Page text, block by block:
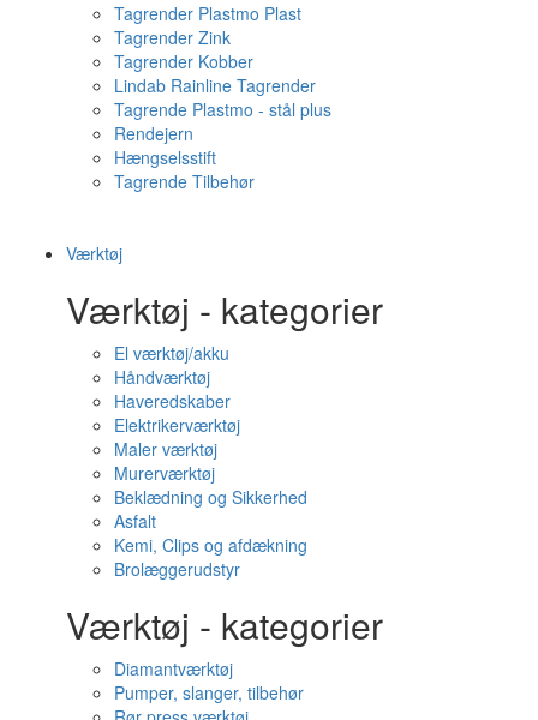
Tagrender Plastmo Plast
Tagrender Zink
Tagrender Kobber
Lindab Rainline Tagrender
Tagrende Plastmo - stål plus
Rendejern
Hængselsstift
Tagrende Tilbehør
Værktøj
Værktøj - kategorier
El værktøj/akku
Håndværktøj
Haveredskaber
Elektrikerværktøj
Maler værktøj
Murerværktøj
Beklædning og Sikkerhed
Asfalt
Kemi, Clips og afdækning
Brolæggerudstyr
Værktøj - kategorier
Diamantværktøj
Pumper, slanger, tilbehør